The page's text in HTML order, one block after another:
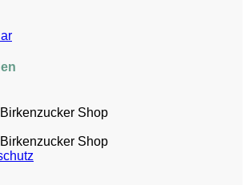
Shop
Shop